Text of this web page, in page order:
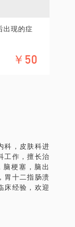
出现的症
￥50
科，皮肤科进
工作，擅长治
梗塞，脑出
胃十二指肠溃
床经验，欢迎